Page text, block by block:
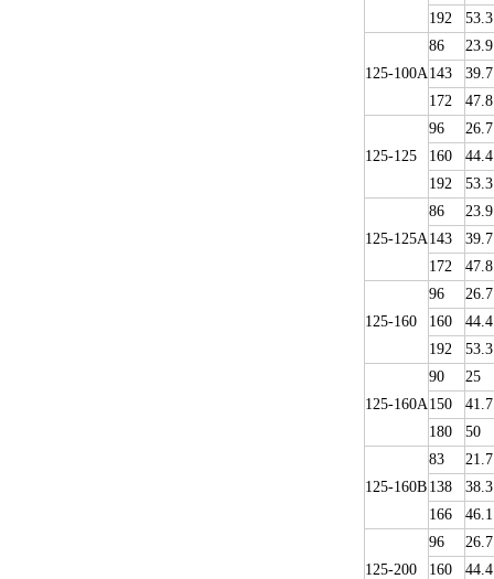
192
53.3
125-100A
86
23.9
143
39.7
172
47.8
125-125
96
26.7
160
44.4
192
53.3
125-125A
86
23.9
143
39.7
172
47.8
125-160
96
26.7
160
44.4
192
53.3
125-160A
90
25
150
41.7
180
50
125-160B
83
21.7
138
38.3
166
46.1
125-200
96
26.7
160
44.4